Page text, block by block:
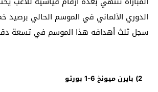
الدوري الألماني في الموسم الحالي
سجل ثلث أهدافه هذا الموسم في تسعة